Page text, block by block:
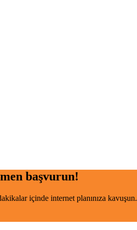
başvurun!
içinde internet planınıza kavuşun.